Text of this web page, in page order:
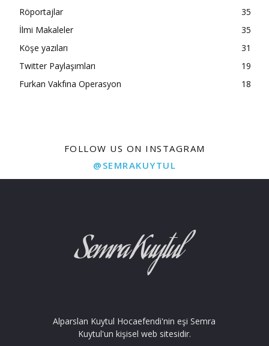
Röportajlar
35
İlmi Makaleler
35
Köşe yazıları
31
Twitter Paylaşımları
19
Furkan Vakfına Operasyon
18
FOLLOW US ON INSTAGRAM
@SEMRAKUYTUL
Alparslan Kuytul Hocaefendi'nin eşi Semra
Kuytul'un kişisel web sitesidir.